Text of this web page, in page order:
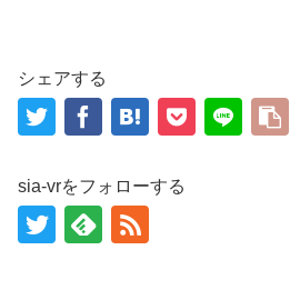
シェアする
sia-vrをフォローする